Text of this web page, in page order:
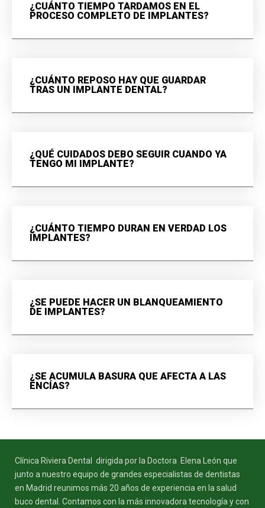
¿CUÁNTO TIEMPO TARDAMOS EN EL
PROCESO COMPLETO DE IMPLANTES?
¿CUÁNTO REPOSO HAY QUE GUARDAR
TRAS UN IMPLANTE DENTAL?
¿QUÉ CUIDADOS DEBO SEGUIR CUANDO YA
TENGO MI IMPLANTE?
¿CUÁNTO TIEMPO DURAN EN VERDAD LOS
IMPLANTES?
¿SE PUEDE HACER UN BLANQUEAMIENTO
DE IMPLANTES?
¿SE ACUMULA BASURA QUE AFECTA A LAS
ENCÍAS?
Clínica Riviera Dental dirigida por la Doctora Elena León que
junto a nuestro equipo de grandes especialistas de dentistas
en Madrid reunimos más 20 años de experiencia en la salud
buco dental. Contamos con la más innovadora tecnología y con